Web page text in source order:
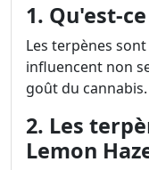
1. Qu'est-
Les terpènes
influencent non
goût du cannabis.
2. Les
Lemon